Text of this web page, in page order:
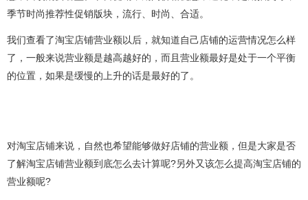
季节时尚推荐性促销版块，流行、时尚、合适。
我们查看了淘宝店铺营业额以后，就知道自己店铺的运营情况怎么样
了，一般来说营业额是越高越好的，而且营业额最好是处于一个平衡
的位置，如果是缓慢的上升的话是最好的了。
对淘宝店铺来说，自然也希望能够做好店铺的营业额，但是大家是否
了解淘宝店铺营业额到底怎么去计算呢?另外又该怎么提高淘宝店铺的
营业额呢?